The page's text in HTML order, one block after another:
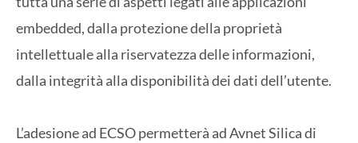
embedded, dalla protezione della proprietà
intellettuale alla riservatezza delle informazioni,
dalla integrità alla disponibilità dei dati dell’utente.
L’adesione ad ECSO permetterà ad Avnet Silica di